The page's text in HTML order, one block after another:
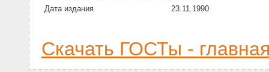
Дата издания
23.11.1990
Скачать ГОСТы -